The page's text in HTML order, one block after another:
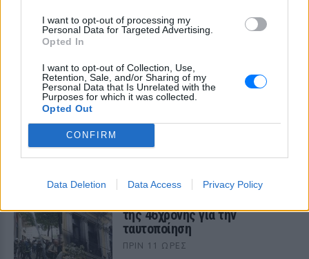
I want to opt-out of processing my
Personal Data for Targeted Advertising.
Opted In
I want to opt-out of Collection, Use,
Retention, Sale, and/or Sharing of my
Personal Data that Is Unrelated with the
Purposes for which it was collected.
Opted Out
CONFIRM
Data Deletion Data Access Privacy Policy
ΠΡΙΝ 11 ΏΡΕΣ
Αμετάπειστη παραμένει η ιταλική
Μαραντόνα: «Ήταν πρησμένος,
δεν σηκωνόταν από το κρεβάτι
και είχε παραιτηθεί» – Τι
δίκη
ΠΡΙΝ 11 ΏΡΕΣ
της 46χρονης για την
ταυτοποίηση
ΠΡΙΝ 11 ΏΡΕΣ